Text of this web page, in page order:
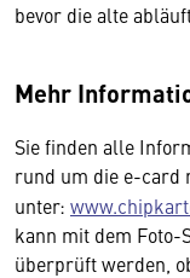
bevor die alte
Mehr
Sie finden alle
rund um die e-card
unter:
kann mit dem Foto-
überprüft werden,